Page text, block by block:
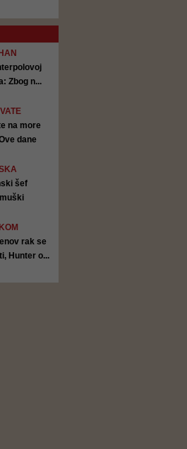
Zbog n...
na more
dane
šef
rak se
Hunter o...